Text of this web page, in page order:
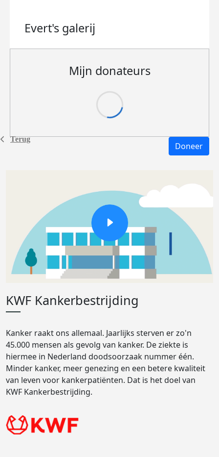
Terug
Evert's galerij
Mijn donateurs
Doneer
KWF Kankerbestrijding
Kanker raakt ons allemaal. Jaarlijks sterven er zo'n
45.000 mensen als gevolg van kanker. De ziekte is
hiermee in Nederland doodsoorzaak nummer één.
Minder kanker, meer genezing en een betere kwaliteit
van leven voor kankerpatiënten. Dat is het doel van
KWF Kankerbestrijding.